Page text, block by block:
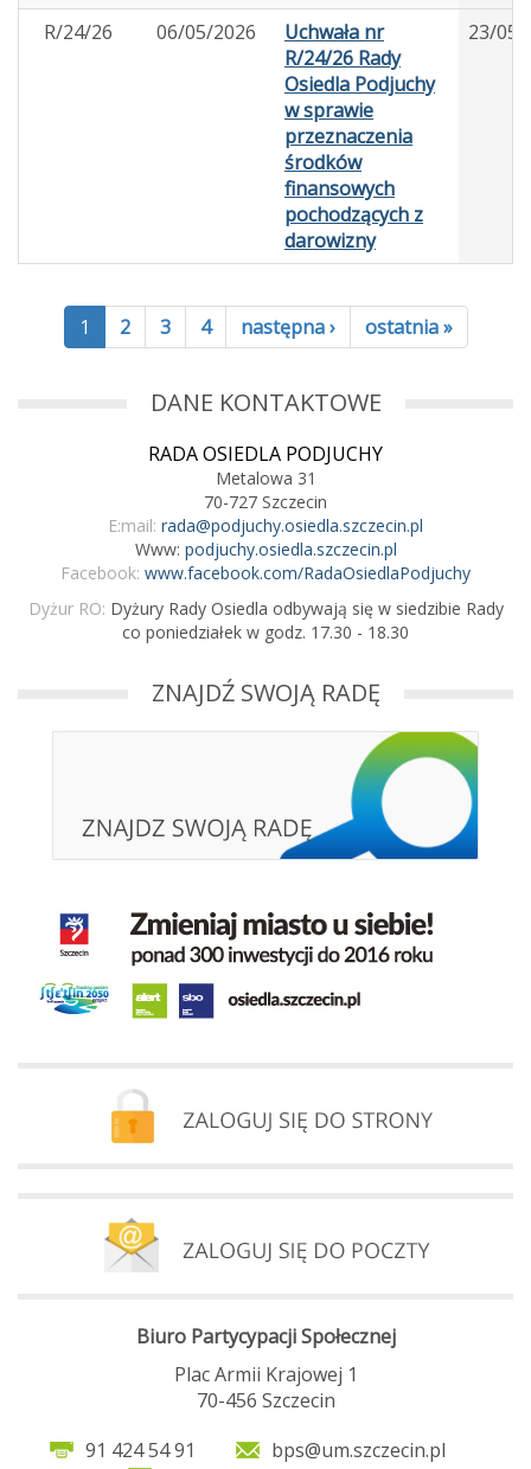
R/24/26 06/05/2026
Uchwała nr
R/24/26 Rady
Osiedla Podjuchy
w sprawie
przeznaczenia
środków
finansowych
pochodzących z
darowizny
23/05/
1 2 3 4 następna › ostatnia »
DANE KONTAKTOWE
RADA OSIEDLA PODJUCHY
Metalowa 31
70-727 Szczecin
E:mail: rada@podjuchy.osiedla.szczecin.pl
Www: podjuchy.osiedla.szczecin.pl
Facebook: www.facebook.com/RadaOsiedlaPodjuchy
Dyżur RO: Dyżury Rady Osiedla odbywają się w siedzibie Rady
co poniedziałek w godz. 17.30 - 18.30
ZNAJDŹ SWOJĄ RADĘ
Biuro Partycypacji Społecznej
Plac Armii Krajowej 1
70-456 Szczecin
91 424 54 91
bps@um.szczecin.pl